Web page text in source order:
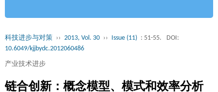
科技进步与对策 ›› 2013, Vol. 30 ›› Issue (11) : 51-55.
DOI:
10.6049/kjjbydc.2012060486
产业技术进步
链合创新：概念模型、模式和效率分析